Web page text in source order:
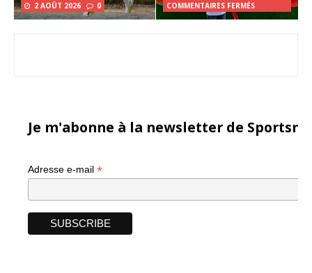
2 AOÛT 2026 0
COMMENTAIRES FERMÉS
Je m'abonne à la newsletter de
Adresse e-mail *